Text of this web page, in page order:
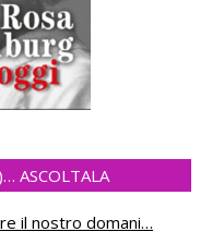
ASCOLTALA
il nostro domani…